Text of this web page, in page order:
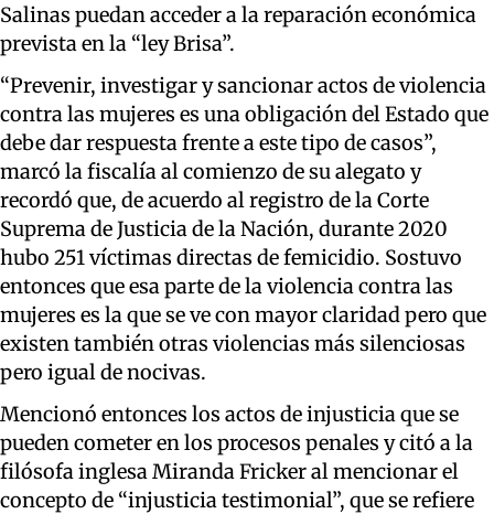
Salinas puedan acceder a la reparación económica
prevista en la “ley Brisa”.
“Prevenir, investigar y sancionar actos de violencia
contra las mujeres es una obligación del Estado que
debe dar respuesta frente a este tipo de casos”,
marcó la fiscalía al comienzo de su alegato y
recordó que, de acuerdo al registro de la Corte
Suprema de Justicia de la Nación, durante 2020
hubo 251 víctimas directas de femicidio. Sostuvo
entonces que esa parte de la violencia contra las
mujeres es la que se ve con mayor claridad pero que
existen también otras violencias más silenciosas
pero igual de nocivas.
Mencionó entonces los actos de injusticia que se
pueden cometer en los procesos penales y citó a la
filósofa inglesa Miranda Fricker al mencionar el
concepto de “injusticia testimonial”, que se refiere